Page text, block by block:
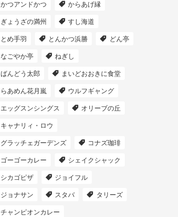
かつアンドかつ からあげ縁
ぎょうざの満州 すし海道
とめ手羽 とんかつ浜勝 どん亭
なごやか亭 ねぎし
ばんどう太郎 まいどおおきに食堂
らあめん花月嵐 ウルフギャング
エッグスンシングス オリーブの丘
キャナリィ・ロウ
グラッチェガーデンズ コナズ珈琲
ゴーゴーカレー シェイクシャック
シカゴピザ ジョイフル
ジョナサン スタバ タリーズ
チャンピオンカレー